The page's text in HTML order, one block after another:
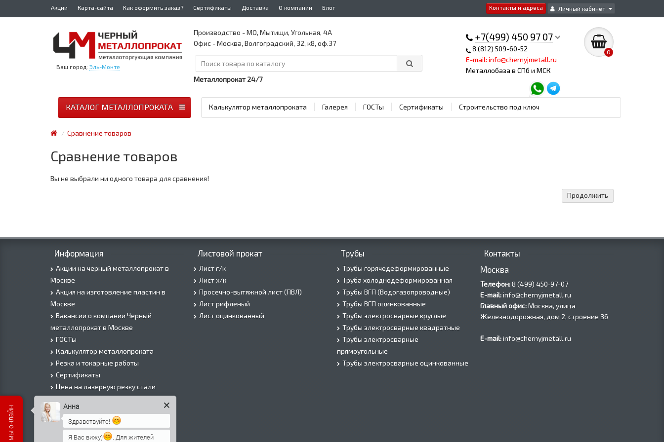
Контакты и адреса Личный кабинет
Акции Карта-сайта Как оформить заказ? Сертификаты Доставка О компании Блог
Ваш город: Эль-Монте
+7(499) 450 97 07
8 (812) 509-60-52
E-mail: info@chernyjmetall.ru
Металлобаза в СПб и МСК
0
Производство - МО, Мытищи, Угольная, 4А
Офис - Москва, Волгоградский, 32, к8, оф.37
Металлопрокат 24/7
Калькулятор металлопроката Галерея ГОСТы Сертификаты Строительство под ключ
КАТАЛОГ МЕТАЛЛОПРОКАТА
Сравнение товаров
Сравнение товаров
Вы не выбрали ни одного товара для сравнения!
Продолжить
Информация
Акции на черный металлопрокат в
Москве
Акция на изготовление пластин в
Москве
Вакансии о компании Черный
металлопрокат в Москве
ГОСТы
Калькулятор металлопроката
Резка и токарные работы
Сертификаты
Цена на лазерную резку стали
Цена на плазменую резку стали
Цена на резку газом или болгаркой
О Компании
Информация о доставке
Листовой прокат
Лист г/к
Лист х/к
Просечно-вытяжной лист (ПВЛ)
Лист рифленый
Лист оцинкованный
Трубы
Трубы горячедеформированные
Труба холоднодеформированная
Трубы ВГП (Водогазопроводные)
Трубы ВГП оцинкованные
Трубы электросварные круглые
Трубы электросварные квадратные
Трубы электросварные
прямоугольные
Трубы электросварные оцинкованные
Контакты
Москва
Телефон:8 (499) 450‑97-07
E-mail:info@chernyjmetall.ru
Главный офис:Москва, улица
Железнодорожная, дом 2, строение 36
E-mail:info@chernyjmetall.ru
Анна
Здравствуйте!
Я Вас вижу)
. Для жителей